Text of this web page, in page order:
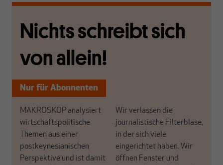
Nichts schreibt sich
von allein!
Nur für Abonnenten
MAKROSKOP analysiert
wirtschaftspolitische
Themen aus einer
postkeynesianischen
Perspektive und ist damit
Wir verlassen die
journalistische Filterblase,
in der sich viele
eingerichtet haben. Wir
öffnen Fenster und